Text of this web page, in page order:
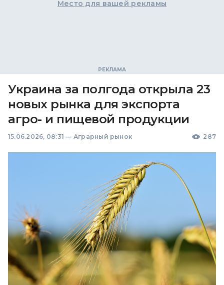
Место для вашей рекламы
Украина за полгода открыла 23
новых рынка для экспорта
агро- и пищевой продукции
15.06.2026, 08:31 — Аграрный рынок 287